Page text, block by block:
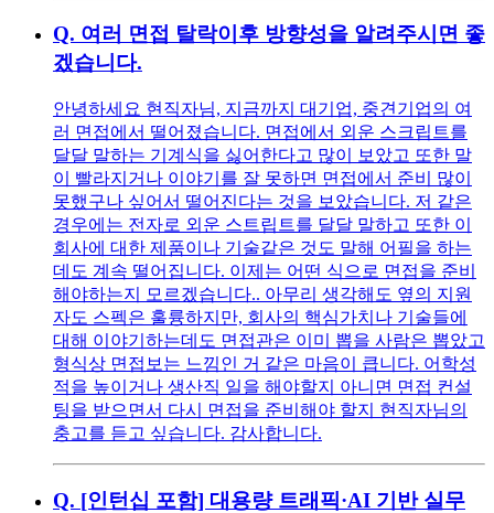
Q. 여러 면접 탈락이후 방향성을 알려주시면 좋
겠습니다.
안녕하세요 현직자님, 지금까지 대기업, 중견기업의 여
러 면접에서 떨어졌습니다. 면접에서 외운 스크립트를
달달 말하는 기계식을 싫어한다고 많이 보았고 또한 말
이 빨라지거나 이야기를 잘 못하면 면접에서 준비 많이
못했구나 싶어서 떨어진다는 것을 보았습니다. 저 같은
경우에는 전자로 외운 스트립트를 달달 말하고 또한 이
회사에 대한 제품이나 기술같은 것도 말해 어필을 하는
데도 계속 떨어집니다. 이제는 어떤 식으로 면접을 준비
해야하는지 모르겠습니다.. 아무리 생각해도 옆의 지원
자도 스펙은 훌륭하지만, 회사의 핵심가치나 기술들에
대해 이야기하는데도 면접관은 이미 뽑을 사람은 뽑았고
형식상 면접보는 느낌인 거 같은 마음이 큽니다. 어학성
적을 높이거나 생산직 일을 해야할지 아니면 면접 컨설
팅을 받으면서 다시 면접을 준비해야 할지 현직자님의
충고를 듣고 싶습니다. 감사합니다.
Q. [인턴십 포함] 대용량 트래픽·AI 기반 실무